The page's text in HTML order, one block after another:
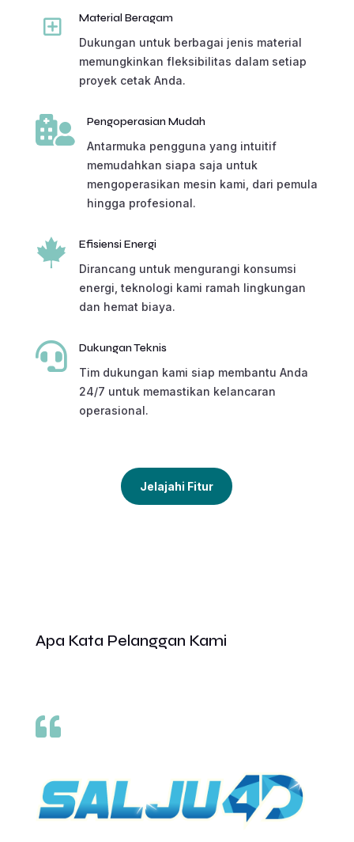
Y
Material Beragam
Dukungan untuk berbagai jenis material
memungkinkan fleksibilitas dalam setiap
proyek cetak Anda.

Pengoperasian Mudah
Antarmuka pengguna yang intuitif
memudahkan siapa saja untuk
mengoperasikan mesin kami, dari pemula
hingga profesional.

Efisiensi Energi
Dirancang untuk mengurangi konsumsi
energi, teknologi kami ramah lingkungan
dan hemat biaya.

Dukungan Teknis
Tim dukungan kami siap membantu Anda
24/7 untuk memastikan kelancaran
operasional.
Jelajahi Fitur
Apa Kata Pelanggan Kami
